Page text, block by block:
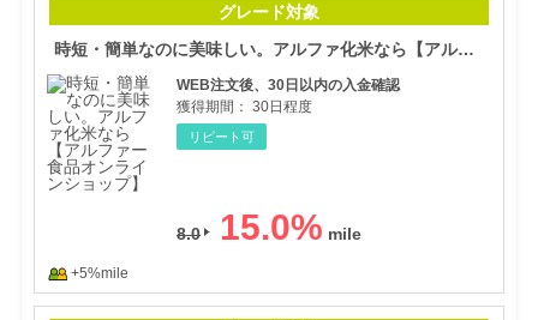
グレード対象
時短・簡単なのに美味しい。アルファ化米なら【アルファー食品オンラインショップ】
WEB注文後、30日以内の入金確認
獲得期間： 30日程度
リピート可
8.0 15.0%
+5%mile